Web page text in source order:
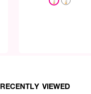
RECENTLY VIEWED